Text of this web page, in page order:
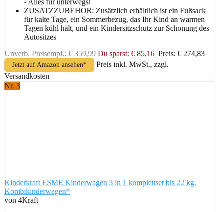
- Alles für unterwegs!
ZUSATZZUBEHÖR: Zusätzlich erhältlich ist ein Fußsack
für kalte Tage, ein Sommerbezug, das Ihr Kind an warmen
Tagen kühl hält, und ein Kindersitzschutz zur Schonung des
Autositzes
Unverb. Preisempf.: € 359,99 Du sparst: € 85,16 Preis: € 274,83
Jetzt auf Amazon ansehen*
Preis inkl. MwSt., zzgl.
Versandkosten
Nr. 3
Kinderkraft ESME Kinderwagen 3 in 1 komplettset bis 22 kg,
Kombikinderwagen*
von 4Kraft